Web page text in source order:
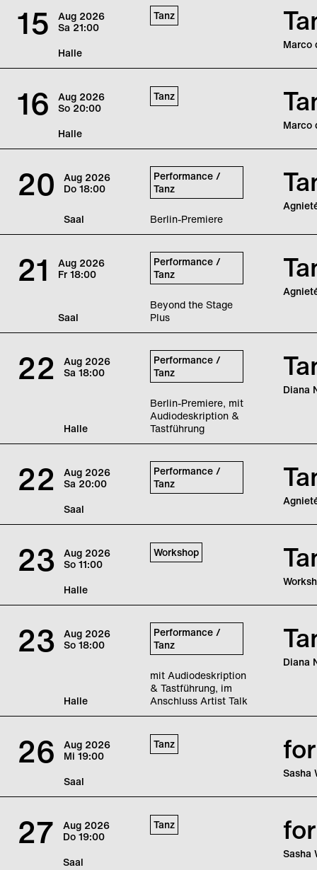
lotet
15 Aug 2026
Sa 21:00
Halle
Tanz
Marco
lotet
16 Aug 2026
So 20:00
Halle
Tanz
Marco
lotet
20 Aug 2026
Do18:00
Saal
Performance /
Tanz
Berlin-Premiere
21 Aug 2026
Fr18:00
Saal
Performance /
Tanz
Beyond the Stage
Plus
22 Aug 2026
Sa18:00
Halle
Performance /
Tanz
Berlin-Premiere, mit
Audiodeskription &
Tastführung
Diana
22 Aug 2026
Sa 20:00
Saal
Performance /
Tanz
23 Aug 2026
So11:00
Halle
Workshop
23 Aug 2026
So18:00
Halle
Performance /
Tanz
mit Audiodeskription
& Tastführung, im
Anschluss Artist Talk
Diana
26 Aug 2026
Mi 19:00
Saal
Tanz
Sasha
27 Aug 2026
Do19:00
Saal
Tanz
Sasha